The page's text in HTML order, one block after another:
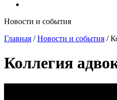
Новости и события
Главная /Новости и события /
Коллегия